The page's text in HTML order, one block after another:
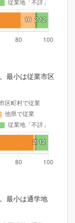
最小は従業市区
最小は通学地